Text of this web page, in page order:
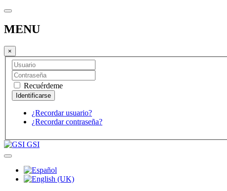
MENU
×
Recuérdeme
¿Recordar usuario?
¿Recordar contraseña?
GSI